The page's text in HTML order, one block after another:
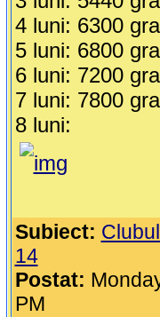
4 luni: 6300
5 luni: 6800
6 luni: 7200
7 luni: 7800
8 luni:
Subiect:
14
Postat:
PM